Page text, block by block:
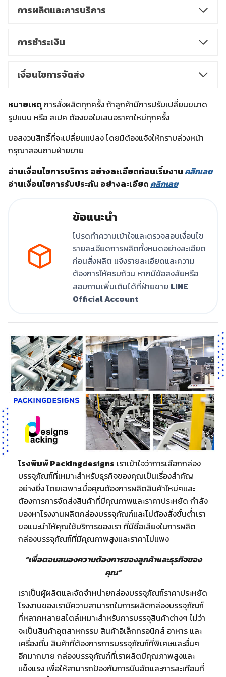
การผลิตและการบริการ
การชำระเงิน
เงื่อนไขการจัดส่ง
หมายเหตุ การสั่งผลิตทุกครั้ง ถ้าลูกค้ามีการปรับเปลี่ยนขนาด
รูปแบบ หรือ สเปค ต้องขอใบเสนอราคาใหม่ทุกครั้ง
ขอสงวนสิทธิ์ที่จะเปลี่ยนแปลง โดยมิต้องแจ้งให้ทราบล่วงหน้า
กรุณาสอบถามฝ่ายขาย
อ่านเงื่อนไขการบริการ อย่างละเอียดก่อนเริ่มงานคลิกเลย
อ่านเงื่อนไขการรับประกัน อย่างละเอียดคลิกเลย
ข้อแนะนำ
โปรดทำความเข้าใจและตรวจสอบเงื่อนไข
รายละเอียดการผลิตทั้งหมดอย่างละเอียด
ก่อนสั่งผลิต แจ้งรายละเอียดและความ
ต้องการให้ครบถ้วน หากมีข้อสงสัยหรือ
สอบถามเพิ่มเติมได้ที่ฝ่ายขาย LINE
Official Account
โรงพิมพ์ Packingdesigns เราเข้าใจว่าการเลือกกล่อง
บรรจุภัณฑ์ที่เหมาะสำหรับธุรกิจของคุณเป็นเรื่องสำคัญ
อย่างยิ่ง โดยเฉพาะเมื่อคุณต้องการผลิตสินค้าใหม่ๆและ
ต้องการการจัดส่งสินค้าที่มีคุณภาพและราคาประหยัด กำลัง
มองหาโรงงานผลิตกล่องบรรจุภัณฑ์และไม่ต้องสั่งขั้นต่ำเรา
ขอแนะนำให้คุณใช้บริการของเรา ที่มีชื่อเสียงในการผลิต
กล่องบรรจุภัณฑ์ที่มีคุณภาพสูงและราคาไม่แพง
“เพื่อตอบสนองความต้องการของลูกค้าและธุรกิจของ
คุณ”
เราเป็นผู้ผลิตและจัดจำหน่ายกล่องบรรจุภัณฑ์ราคาประหยัด
โรงงานของเรามีความสามารถในการผลิตกล่องบรรจุภัณฑ์
ที่หลากหลายสไตล์เหมาะสำหรับการบรรจุสินค้าต่างๆ ไม่ว่า
จะเป็นสินค้าอุตสาหกรรม สินค้าอิเล็กทรอนิกส์ อาหาร และ
เครื่องดื่ม สินค้าที่ต้องการการบรรจุภัณฑ์ที่พิเศษและอื่นๆ
อีกมากมาย กล่องบรรจุภัณฑ์ที่เราผลิตมีคุณภาพสูงและ
แข็งแรง เพื่อให้สามารถป้องกันการบีบอัดและการสะเทือนที่